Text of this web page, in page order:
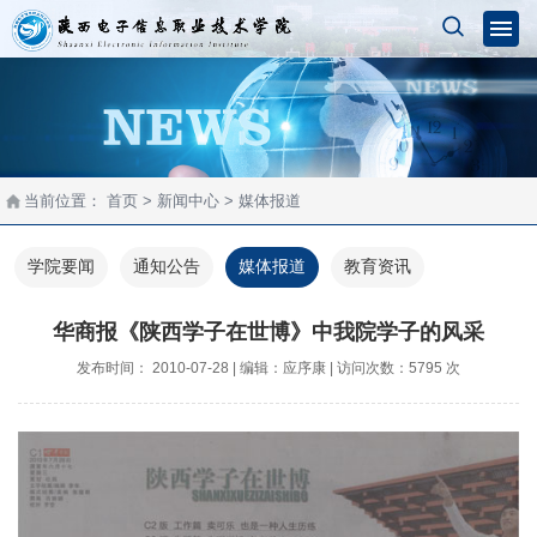
学院要闻 通知公告 媒体报道 教育资讯
当前位置： 首页 > 新闻中心 > 媒体报道
华商报《陕西学子在世博》中我院学子的风采
发布时间： 2010-07-28 | 编辑：应序康 | 访问次数：5795 次